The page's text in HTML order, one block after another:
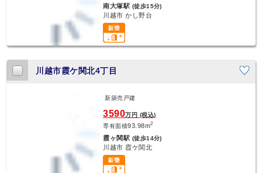
南大塚駅 (徒歩15分)
川越市 かし野台
川越市霞ケ関北4丁目
新築売戸建
3590万円 (税込)
専有面積93.98m2
霞ヶ関駅 (徒歩14分)
川越市 霞ケ関北